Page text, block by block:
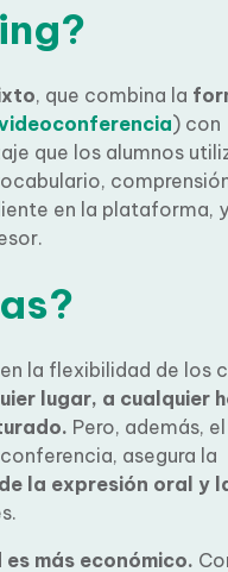
, que combina la
) con
que los alumnos
comprensión
en la
la flexibilidad de los
lugar, a cualquier
Pero, además, el
asegura la
la expresión oral y
más económico.